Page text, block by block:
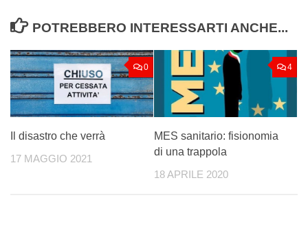
POTREBBERO INTERESSARTI ANCHE...
0
Il disastro che verrà
17 MAGGIO 2021
4
MES sanitario: fisionomia
di una trappola
18 APRILE 2020